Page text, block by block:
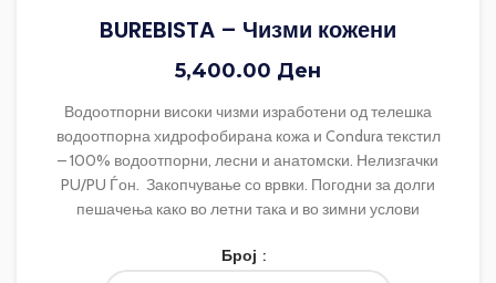
BUREBISTA – Чизми кожени
5,400.00 Ден
Водоотпорни високи чизми изработени од телешка
водоотпорна хидрофобирана кожа и Condura текстил
– 100% водоотпорни, лесни и анатомски. Нелизгачки
PU/PU Ѓон. Закопчување со врвки. Погодни за долги
пешачења како во летни така и во зимни услови
Број